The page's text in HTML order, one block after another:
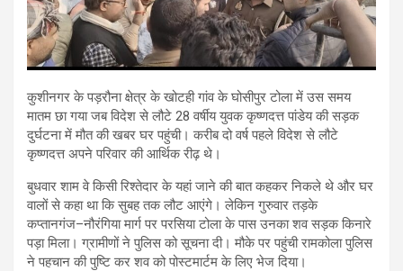
कुशीनगर के पड़रौना क्षेत्र के खोटही गांव के घोसीपुर टोला में उस समय
मातम छा गया जब विदेश से लौटे 28 वर्षीय युवक कृष्णदत्त पांडेय की सड़क
दुर्घटना में मौत की खबर घर पहुंची। करीब दो वर्ष पहले विदेश से लौटे
कृष्णदत्त अपने परिवार की आर्थिक रीढ़ थे।
बुधवार शाम वे किसी रिश्तेदार के यहां जाने की बात कहकर निकले थे और घर
वालों से कहा था कि सुबह तक लौट आएंगे। लेकिन गुरुवार तड़के
कप्तानगंज–नौरंगिया मार्ग पर परसिया टोला के पास उनका शव सड़क किनारे
पड़ा मिला। ग्रामीणों ने पुलिस को सूचना दी। मौके पर पहुंची रामकोला पुलिस
ने पहचान की पुष्टि कर शव को पोस्टमार्टम के लिए भेज दिया।